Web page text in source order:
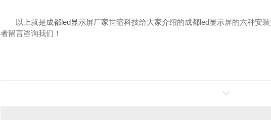
以上就是成都led显示屏厂家世暄科技给大家介绍的成都led显示屏的六种安
者留言咨询我们！